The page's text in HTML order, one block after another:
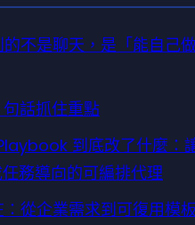
不是聊天，是「能自己
話抓住重點
到底改了什麼：
務導向的可編排代理
從企業需求到可復用模